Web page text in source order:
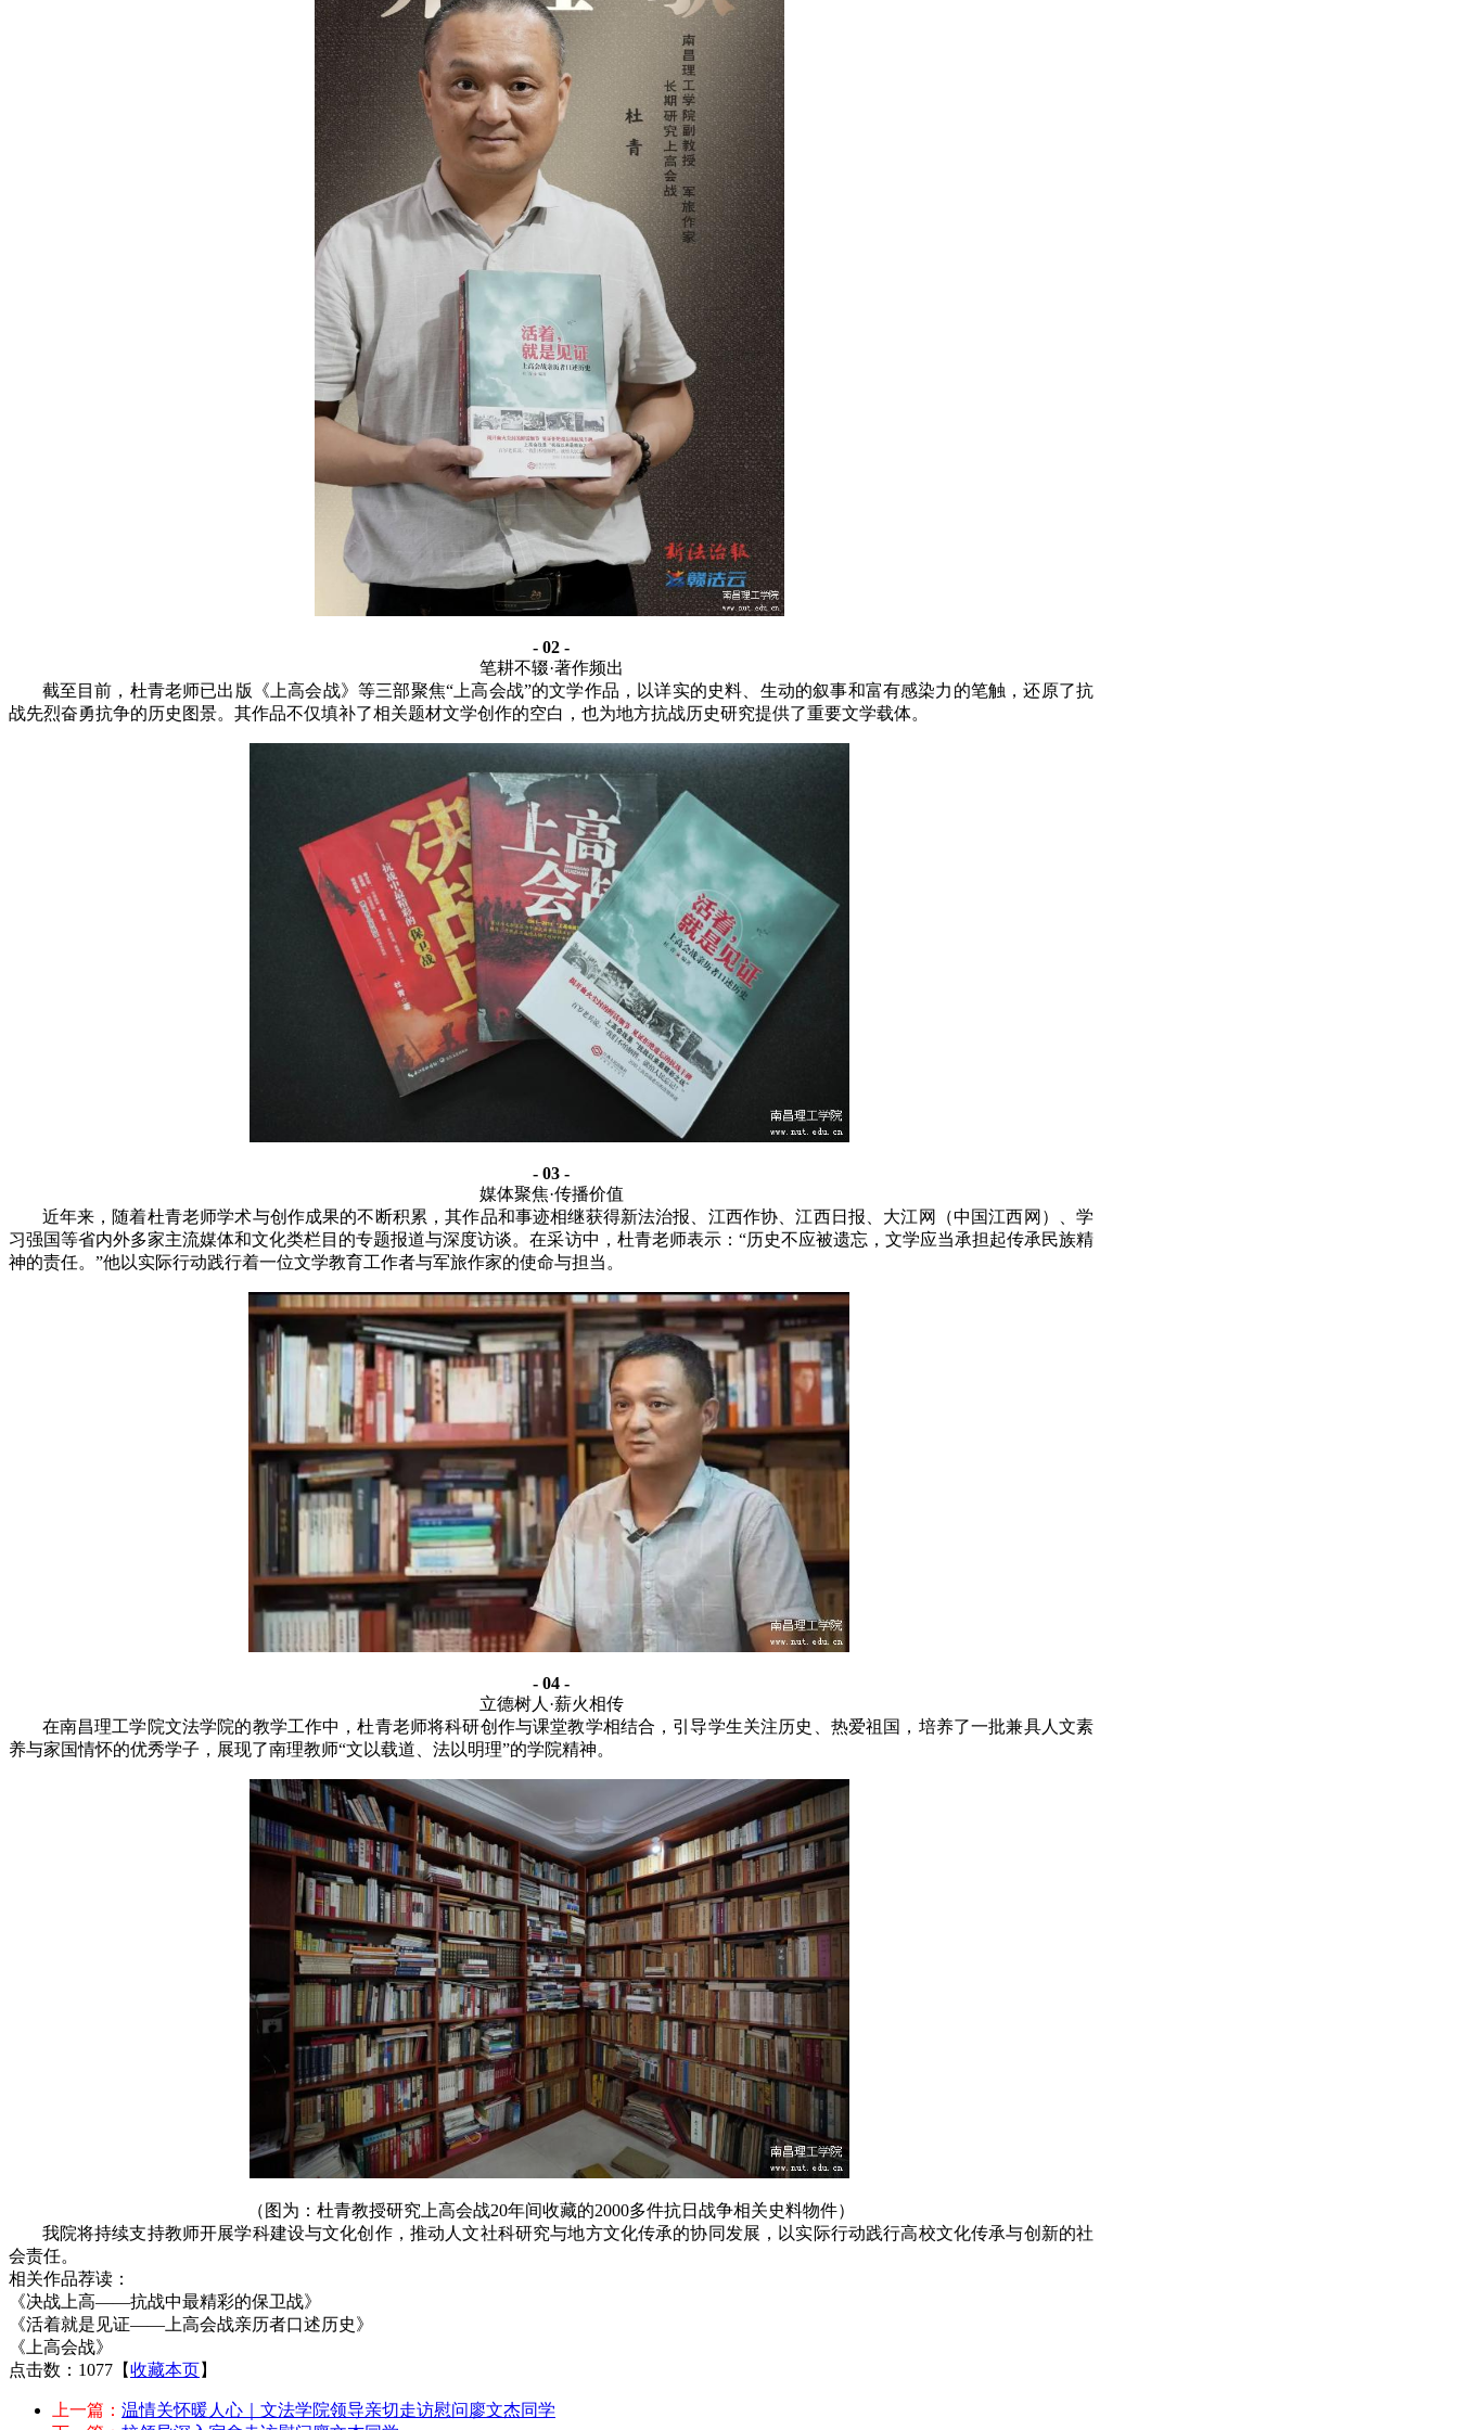
- 02 -
笔耕不辍·著作频出
截至目前，杜青老师已出版《上高会战》等三部聚焦“上高会战”的文学作品，以详实的史料、生动的叙事和富有感染力的笔触，还原了抗
战先烈奋勇抗争的历史图景。其作品不仅填补了相关题材文学创作的空白，也为地方抗战历史研究提供了重要文学载体。
- 03 -
媒体聚焦·传播价值
近年来，随着杜青老师学术与创作成果的不断积累，其作品和事迹相继获得新法治报、江西作协、江西日报、大江网（中国江西网）、学
习强国等省内外多家主流媒体和文化类栏目的专题报道与深度访谈。在采访中，杜青老师表示： “历史不应被遗忘，文学应当承担起传承民族精
神的责任。”他以实际行动践行着一位文学教育工作者与军旅作家的使命与担当。
- 04 -
立德树人 ·薪火相传
在南昌理工学院文法学院的教学工作中，杜青老师将科研创作与课堂教学相结合，引导学生关注历史、热爱祖国，培养了一批兼具人文素
养与家国情怀的优秀学子，展现了南理教师“文以载道、法以明理”的学院精神。
（图为：杜青教授研究上高会战20年间收藏的2000多件抗日战争相关史料物件）
我院将持续支持教师开展学科建设与文化创作，推动人文社科研究与地方文化传承的协同发展，以实际行动践行高校文化传承与创新的社
会责任。
相关作品荐读：
《决战上高——抗战中最精彩的保卫战》
《活着就是见证——上高会战亲历者口述历史》
《上高会战》
点击数：1077 【收藏本页】
上一篇： 温情关怀暖人心｜文法学院领导亲切走访慰问廖文杰同学